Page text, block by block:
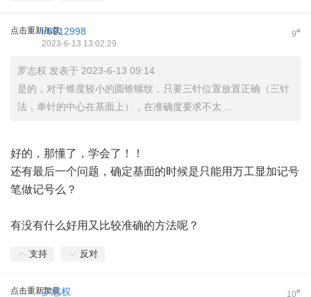
点击重新加载 9#
lr5212998
2023-6-13 13:02:29
罗志权 发表于 2023-6-13 09:14
是的，对于锥度较小的圆锥螺纹，只要三针位置放置正确（三针
法，单针的中心在基面上），在准确度要求不太 ...
好的，那懂了，学会了！！
还有最后一个问题，确定基面的时候是只能用万工显加记号
笔做记号么？
有没有什么好用又比较准确的方法呢？
支持 反对
点击重新加载 10#
罗志权